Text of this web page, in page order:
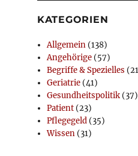
KATEGORIEN
Allgemein (138)
Angehörige (57)
Begriffe & Spezielles
Geriatrie (41)
Gesundheitspolitik (37)
Patient (23)
Pflegegeld (35)
Wissen (31)